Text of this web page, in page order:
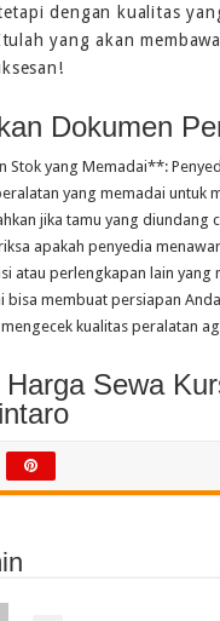
dengan kualitas
yang akan
Dokumen
Stok yang Memadai**:
yang memadai untuk
jika tamu yang diundang
apakah penyedia
atau perlengkapan lain yang
bisa membuat persiapan
kualitas peralatan
Harga Sewa